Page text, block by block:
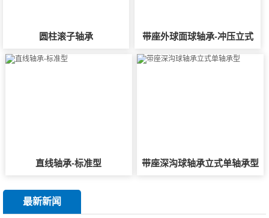
圆柱滚子轴承 带座外球面球轴承-冲压立式
直线轴承-标准型 带座深沟球轴承立式单轴承型
最新新闻